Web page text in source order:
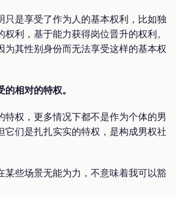
只是享受了作为人的基本权利，比如独
利，基于能力获得岗位晋升的权利。
为其性别身份而无法享受这样的基本权
相对的特权。
特权，更多情况下都不是作为个体的男
它们是扎扎实实的特权，是构成男权社
某些场景无能为力，不意味着我可以豁